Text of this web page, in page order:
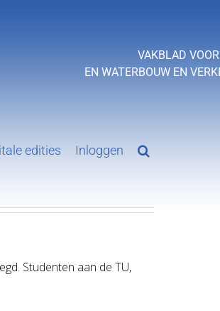
VAKBLAD
EN WATERBOUW EN
edities Inloggen
Studenten aan de TU,